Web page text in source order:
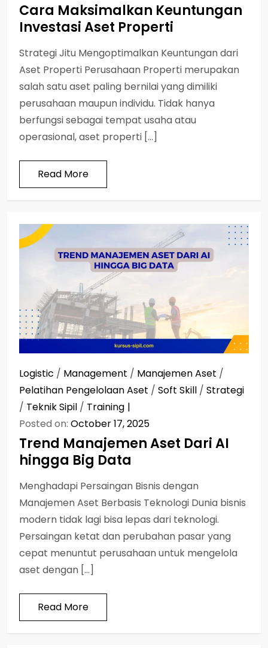
Cara Maksimalkan Keuntungan
Investasi Aset Properti
Strategi Jitu Mengoptimalkan Keuntungan dari
Aset Properti Perusahaan Properti merupakan
salah satu aset paling bernilai yang dimiliki
perusahaan maupun individu. Tidak hanya
berfungsi sebagai tempat usaha atau
operasional, aset properti […]
Read More
Logistic / Management / Manajemen Aset /
Pelatihan Pengelolaan Aset / Soft Skill / Strategi
/ Teknik Sipil / Training
Posted on: October 17, 2025
Trend Manajemen Aset Dari AI
hingga Big Data
Menghadapi Persaingan Bisnis dengan
Manajemen Aset Berbasis Teknologi Dunia bisnis
modern tidak lagi bisa lepas dari teknologi.
Persaingan ketat dan perubahan pasar yang
cepat menuntut perusahaan untuk mengelola
aset dengan […]
Read More